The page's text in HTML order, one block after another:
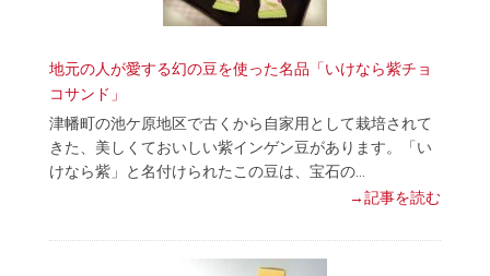
地元の人が愛する幻の豆を使った名品「いけなら紫チョ
コサンド」
津幡町の池ケ原地区で古くから自家用として栽培されて
きた、美しくておいしい紫インゲン豆があります。「い
けなら紫」と名付けられたこの豆は、宝石の…
→記事を読む